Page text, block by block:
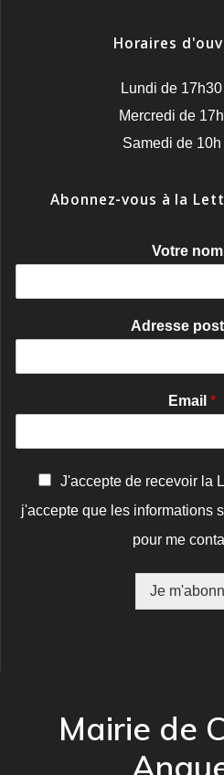
Horaires
Lundi de
Mercredi de
Samedi de 10h
Abonnez-vous à la
Votre nom
Adresse
Email *
n
J'accepte de recevoir la
j'accepte que les informations
pour me
Je
Mairie de